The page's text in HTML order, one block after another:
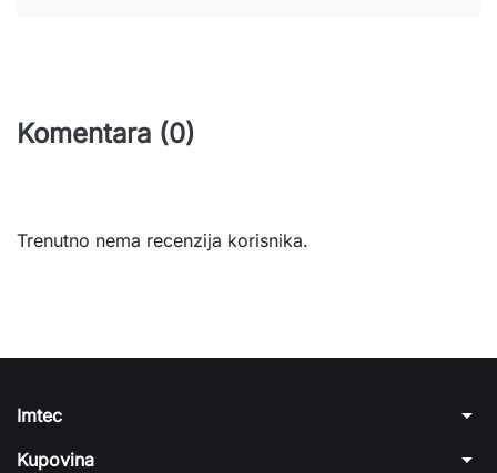
Komentara (0)
Trenutno nema recenzija korisnika.
Imtec arrow_drop_down
Kupovina arrow_drop_down